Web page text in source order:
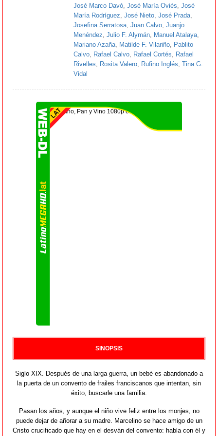
José Marco Davó José María Oviés José
María Rodríguez José Nieto José Prada
Josefina Serratosa Juan Calvo Juanjo
Menéndez Julio F. Alymán Manuel Atalaya
Mariano Azaña
Matilde F. Vilariño
Pablito
Calvo
Rafael Calvo Rafael Cortés
Rafael
Rivelles
Rosita Valero Rufino Inglés Tina G.
Vidal
SINOPSIS
Siglo XIX. Después de una larga guerra, un bebé es abandonado a
la puerta de un convento de frailes franciscanos que intentan, sin
éxito, buscarle una familia.
Pasan los años, y aunque el niño vive feliz entre los monjes, no
puede dejar de añorar a su madre. Marcelino se hace amigo de un
Cristo crucificado que hay en el desván del convento: habla con él y